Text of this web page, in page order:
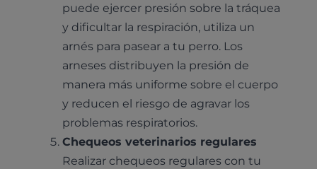
puede ejercer presión sobre la tráquea
y dificultar la respiración, utiliza un
arnés para pasear a tu perro. Los
arneses distribuyen la presión de
manera más uniforme sobre el cuerpo
y reducen el riesgo de agravar los
problemas respiratorios.
Chequeos veterinarios regulares
Realizar chequeos regulares con tu